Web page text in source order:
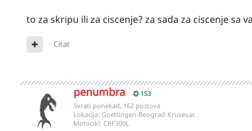
to za skripu ili za ciscenje? za sada za ciscenje sa
Citat
penumbra 153
Svrati ponekad, 162 postova
Lokacija: Goettingen-Beograd-Krusevac
Motocikl: CRF300L